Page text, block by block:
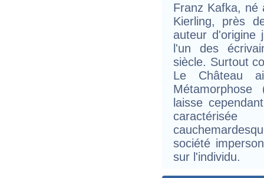
Franz Kafka, né
Kierling, près
auteur d'origine
l'un des
siècle. Surtout
Le Château
laisse
société
sur l'individu.